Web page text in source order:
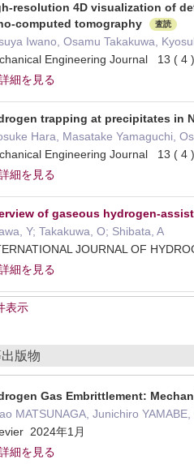
resolution 4D visualization of
computed tomography
査読
Iwano, Osamu Takakuwa,
Engineering Journal 13 ( 4
細を見る
trapping at precipitates in
Hara, Masatake Yamaguchi,
Engineering Journal 13 ( 4
細を見る
of gaseous hydrogen-
Y; Takakuwa, O; Shibata, A
JOURNAL OF
細を見る
表示
版物
Gas Embrittlement:
MATSUNAGA, Junichiro
2024年1月
細を見る